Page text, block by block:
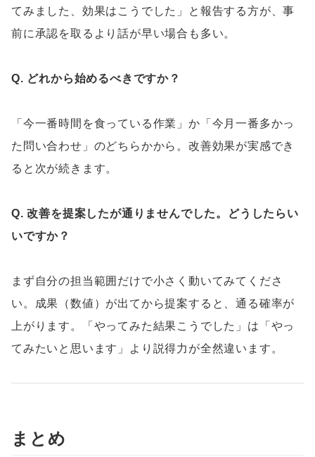
てみました、効果はこうでした」と報告する方が、事
前に承認を取るより話が早い場合も多い。
Q. どれから始めるべきですか？
「今一番時間を食っている作業」か「今月一番多かっ
た問い合わせ」のどちらかから。改善効果が実感でき
ると次が続きます。
Q. 改善を提案したが通りませんでした。どうしたらい
いですか？
まず自分の担当範囲だけで小さく動いてみてくださ
い。成果（数値）が出てから提案すると、通る確率が
上がります。「やってみた結果こうでした」は「やっ
てみたいと思います」より説得力が全然違います。
まとめ